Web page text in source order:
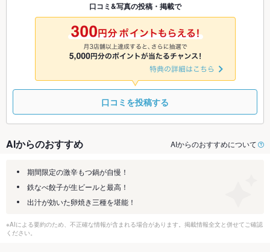
◎ ◎ ◎
9/9
◎
9/10
◎
9/11
◎
9/12
口コミ&写真の投稿・掲載で
口コミを投稿する
AIからのおすすめ AIからのおすすめについて
期間限定の激辛もつ鍋が自慢！
鉄なべ餃子が生ビールと最高！
出汁が効いた卵焼き三種を堪能！
※AIによる要約のため、不正確な情報が含まれる場合があります。掲載情報全文と併せてご確認
ください。